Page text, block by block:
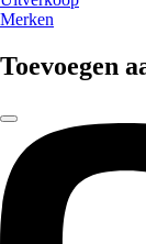
Merken
Toevoegen